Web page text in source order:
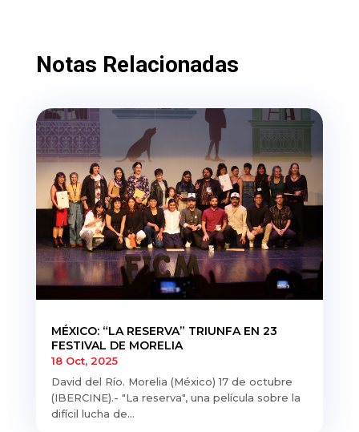
Notas Relacionadas
MÉXICO: “LA RESERVA” TRIUNFA EN 23
FESTIVAL DE MORELIA
18 Oct, 2025
David del Río. Morelia (México) 17 de octubre
(IBERCINE).- "La reserva", una película sobre la
difícil lucha de...